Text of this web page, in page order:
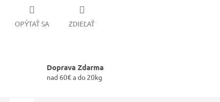
OPÝTAŤ SA ZDIEĽAŤ
Doprava Zdarma
nad 60€ a do 20kg